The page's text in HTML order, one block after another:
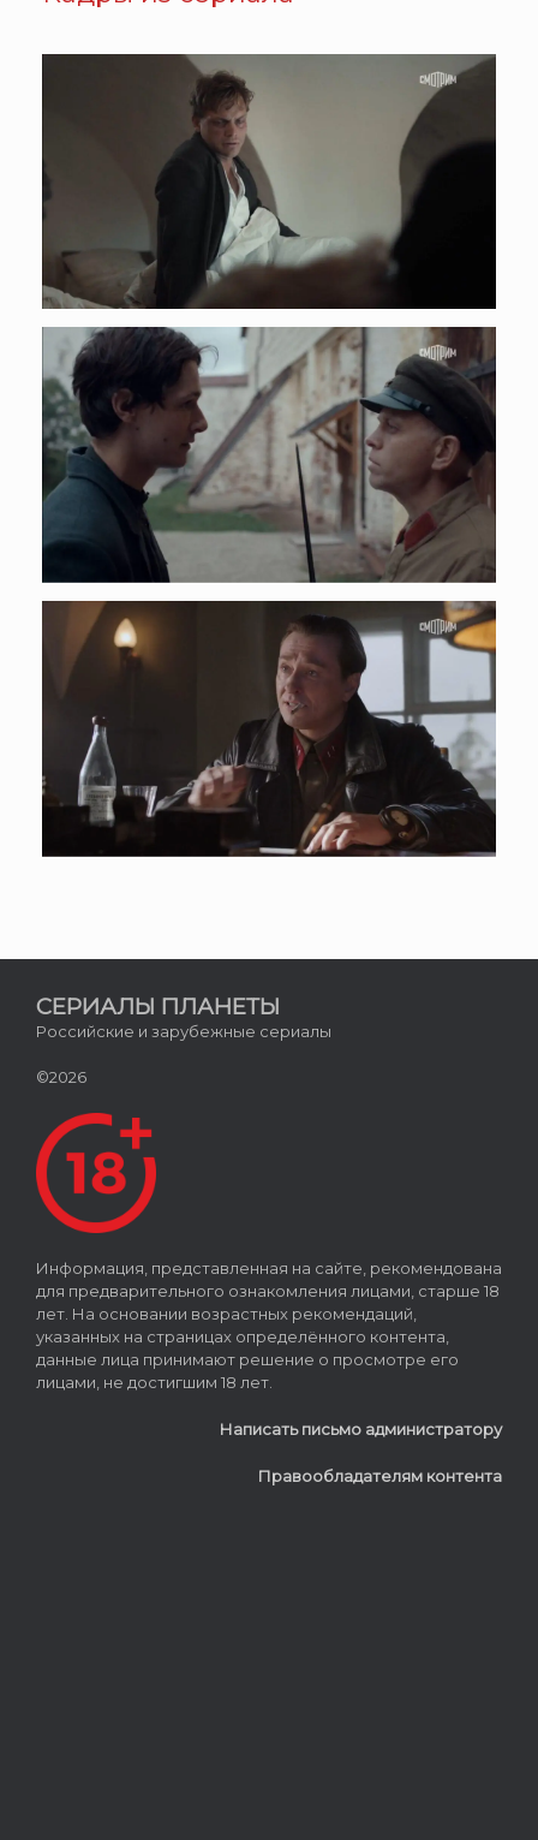
СЕРИАЛЫ ПЛАНЕТЫ
Российские и зарубежные сериалы
©2026
Информация, представленная на сайте, рекомендована
для предварительного ознакомления лицами, старше 18
лет. На основании возрастных рекомендаций,
указанных на страницах определённого контента,
данные лица принимают решение о просмотре его
лицами, не достигшим 18 лет.
Написать письмо администратору
Правообладателям контента